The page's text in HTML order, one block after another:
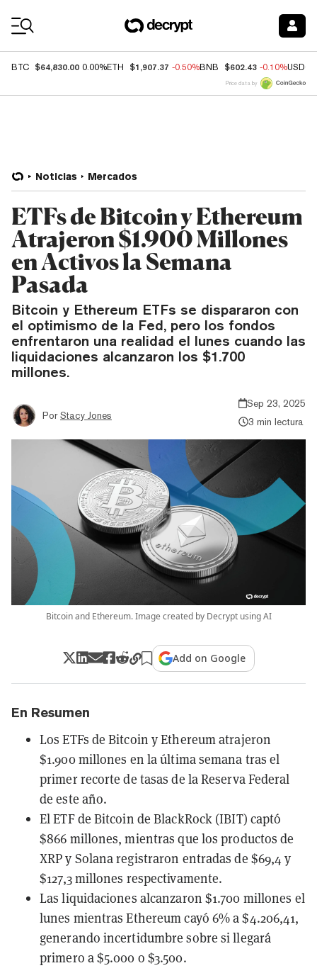
BTC $64,830.00 0.00%ETH $1,907.37 -0.50%BNB $602.43 -0.10%USDC
Price data by
Noticias Mercados
ETFs de Bitcoin y Ethereum
Atrajeron $1.900 Millones
en Activos la Semana
Pasada
Bitcoin y Ethereum ETFs se dispararon con
el optimismo de la Fed, pero los fondos
enfrentaron una realidad el lunes cuando las
liquidaciones alcanzaron los $1.700
millones.
Por Stacy Jones
Sep 23, 2025
3 min lectura
Bitcoin and Ethereum. Image created by Decrypt using AI
Add on Google
En Resumen
Los ETFs de Bitcoin y Ethereum atrajeron
$1.900 millones en la última semana tras el
primer recorte de tasas de la Reserva Federal
de este año.
El ETF de Bitcoin de BlackRock (IBIT) captó
$866 millones, mientras que los productos de
XRP y Solana registraron entradas de $69,4 y
$127,3 millones respectivamente.
Las liquidaciones alcanzaron $1.700 millones el
lunes mientras Ethereum cayó 6% a $4.206,41,
generando incertidumbre sobre si llegará
primero a $5.000 o $3.500.